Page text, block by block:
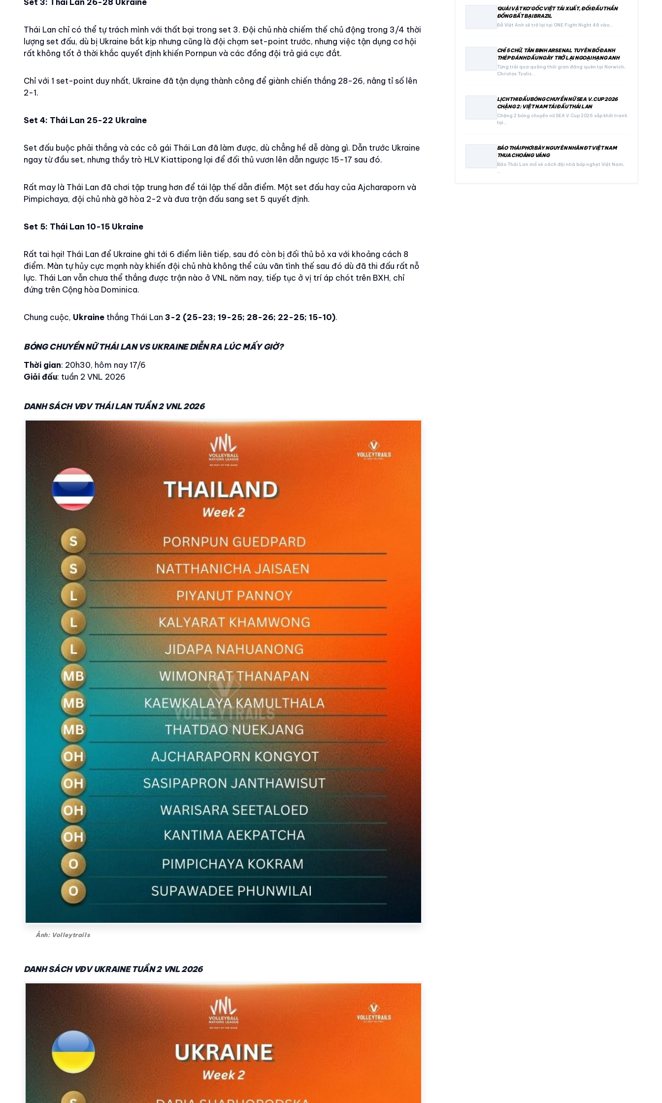
Set 3: Thái Lan 26-28 Ukraine
Thái Lan chỉ có thể tự trách mình với thất bại trong set 3. Đội chủ nhà chiếm thế chủ động trong 3/4 thời
lượng set đấu, dù bị Ukraine bắt kịp nhưng cũng là đội chạm set-point trước, nhưng việc tận dụng cơ hội
rất không tốt ở thời khắc quyết định khiến Pornpun và các đồng đội trả giá cực đắt.
Chỉ với 1 set-point duy nhất, Ukraine đã tận dụng thành công để giành chiến thắng 28-26, nâng tỉ số lên
2-1.
Set 4: Thái Lan 25-22 Ukraine
Set đấu buộc phải thắng và các cô gái Thái Lan đã làm được, dù chẳng hề dễ dàng gì. Dẫn trước Ukraine
ngay từ đầu set, nhưng thầy trò HLV Kiattipong lại để đối thủ vươn lên dẫn ngược 15-17 sau đó.
Rất may là Thái Lan đã chơi tập trung hơn để tái lập thế dẫn điểm. Một set đấu hay của Ajcharaporn và
Pimpichaya, đội chủ nhà gỡ hòa 2-2 và đưa trận đấu sang set 5 quyết định.
Set 5: Thái Lan 10-15 Ukraine
Rất tai hại! Thái Lan để Ukraine ghi tới 6 điểm liên tiếp, sau đó còn bị đối thủ bỏ xa với khoảng cách 8
điểm. Màn tự hủy cực mạnh này khiến đội chủ nhà không thể cứu vãn tình thế sau đó dù đã thi đấu rất nỗ
lực. Thái Lan vẫn chưa thể thắng được trận nào ở VNL năm nay, tiếp tục ở vị trí áp chót trên BXH, chỉ
đứng trên Cộng hòa Dominica.
Chung cuộc, Ukraine thắng Thái Lan 3-2 (25-23; 19-25; 28-26; 22-25; 15-10).
BÓNG CHUYỀN NỮ THÁI LAN VS UKRAINE DIỄN RA LÚC MẤY GIỜ?
Thời gian: 20h30, hôm nay 17/6
Giải đấu: tuần 2 VNL 2026
DANH SÁCH VĐV THÁI LAN TUẦN 2 VNL 2026
Ảnh: Volleytrails
DANH SÁCH VĐV UKRAINE TUẦN 2 VNL 2026
‘QUÁI VẬT KO’ GỐC VIỆT TÁI XUẤT, ĐỐI ĐẦU THẦN
ĐỒNG BẤT BẠI BRAZIL
Đỗ Việt Anh sẽ trở lại tại ONE Fight Night 46 vào…
CHỈ 5 CHỮ, TÂN BINH ARSENAL TUYÊN BỐ ĐANH
THÉP ĐÁNH DẤU NGÀY TRỞ LẠI NGOẠI HẠNG ANH
Từng trải qua quãng thời gian đáng quên tại Norwich,
Christos Tzolis…
LỊCH THI ĐẤU BÓNG CHUYỀN NỮ SEA V.CUP 2026
CHẶNG 2: VIỆT NAM TÁI ĐẤU THÁI LAN
Chặng 2 bóng chuyền nữ SEA V.Cup 2026 sắp khởi tranh
tại…
BÁO THÁI PHƠI BÀY NGUYÊN NHÂN ĐT VIỆT NAM
THUA CHOÁNG VÁNG
Báo Thái Lan mổ xẻ cách đội nhà bóp nghẹt Việt Nam,